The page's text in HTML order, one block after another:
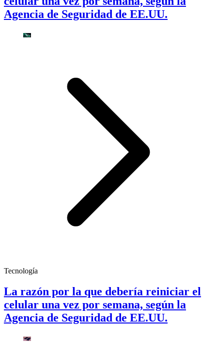
Agencia de Seguridad de EE.UU.
Tecnología
La razón por la que debería reiniciar el
celular una vez por semana, según la
Agencia de Seguridad de EE.UU.